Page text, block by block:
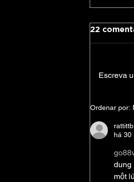
Alice
edição
22
Escreva
Ordenar por:
há 30
dung
một